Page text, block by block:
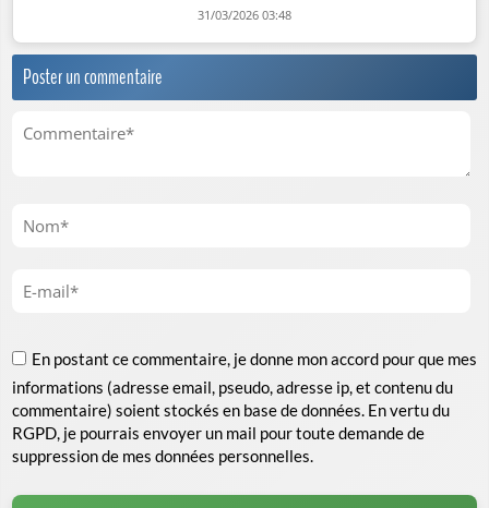
31/03/2026 03:48
Poster un commentaire
En postant ce commentaire, je donne mon accord pour que mes
informations (adresse email, pseudo, adresse ip, et contenu du
commentaire) soient stockés en base de données. En vertu du
RGPD, je pourrais envoyer un mail pour toute demande de
suppression de mes données personnelles.